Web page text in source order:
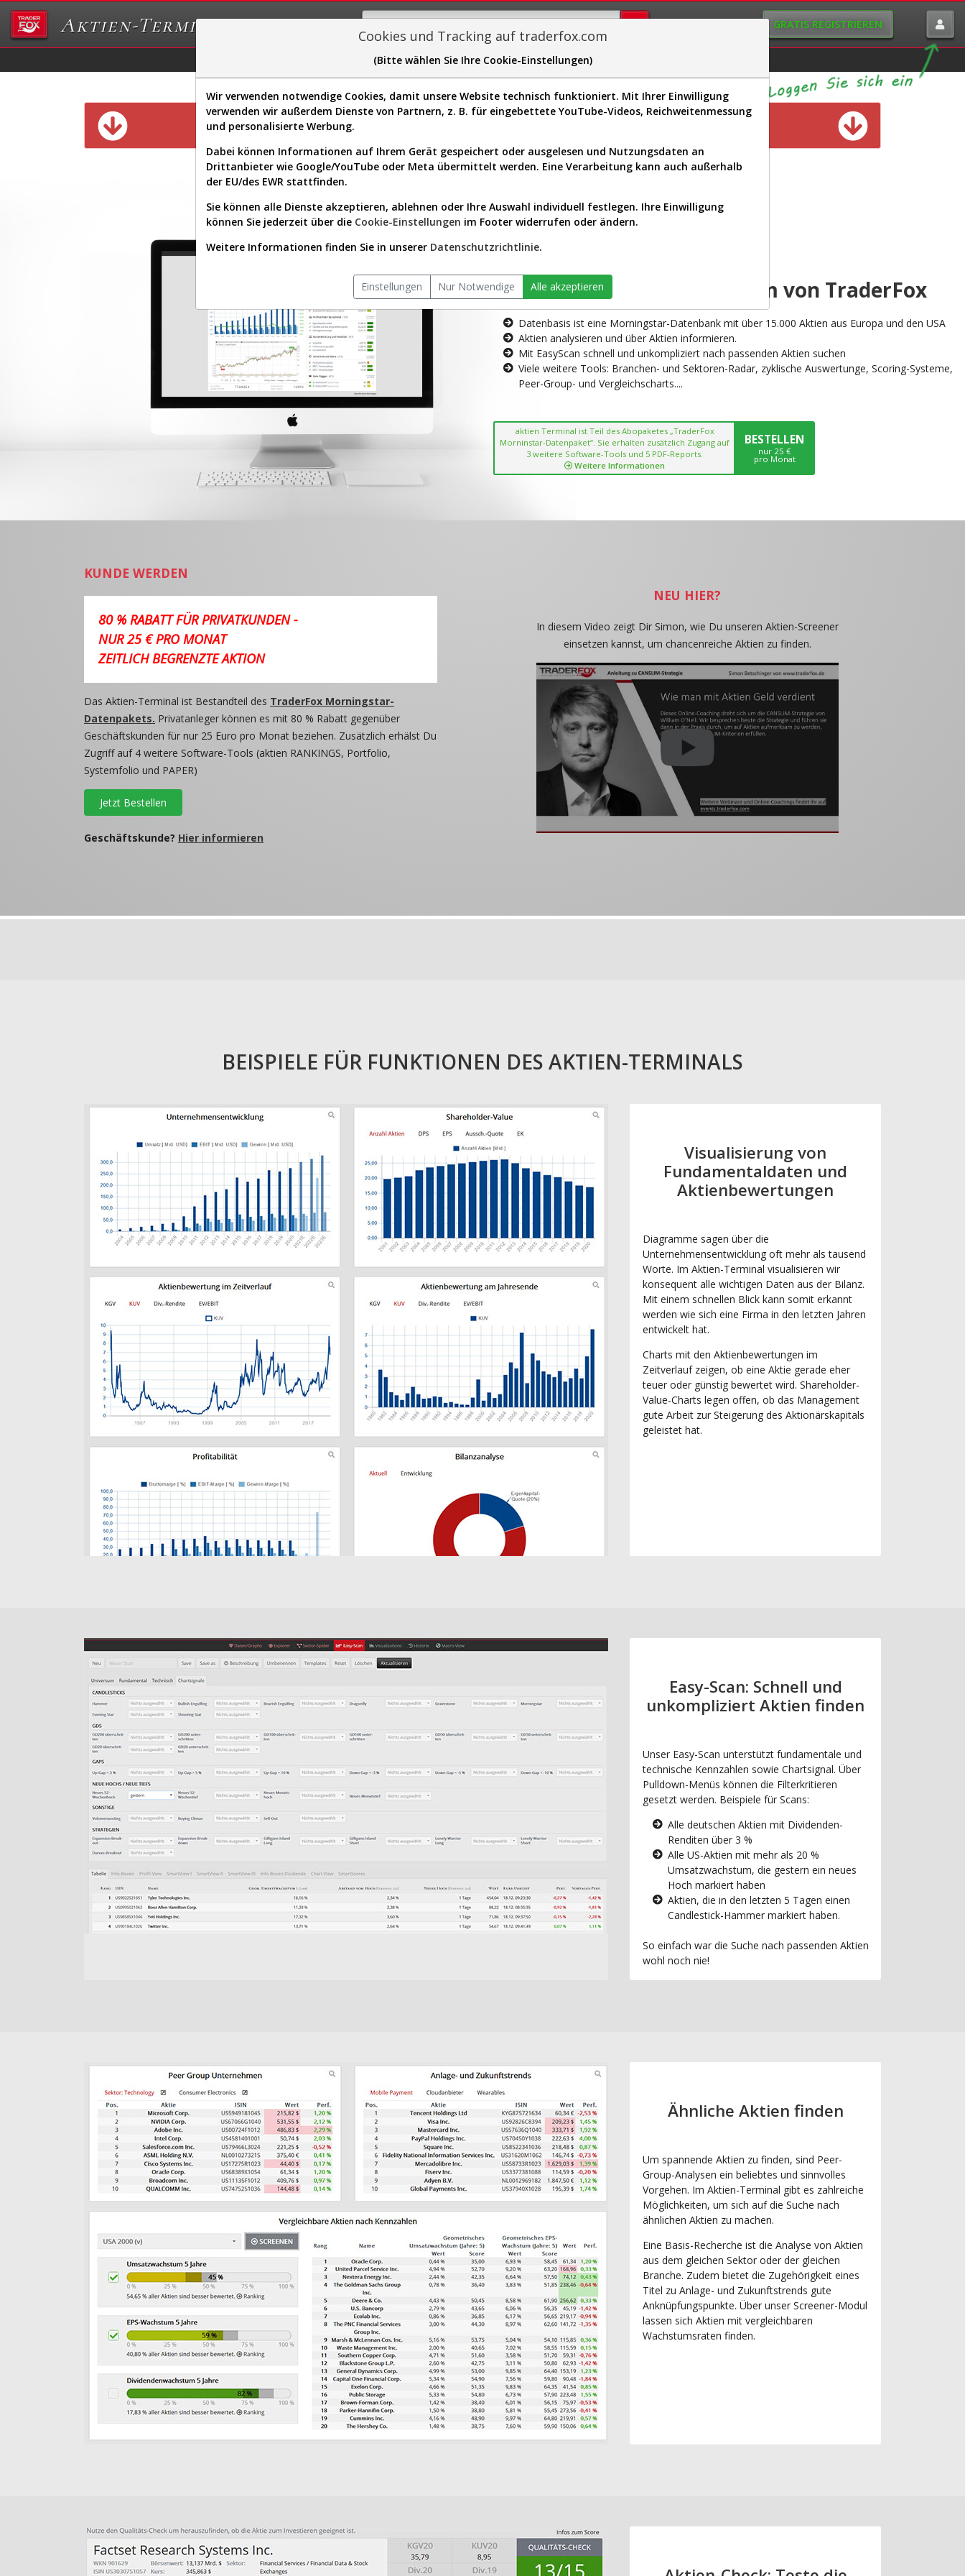
Aktien-Terminal GRATIS REGISTRIEREN
Sector-Spider Easy-Scan Visualizations
Diese Funktion ist nur für Premium-Kunden verfügbar
AKTIEN-TERMINAL
Die Aktienanalyse-Plattform von TraderFox
Datenbasis ist eine Morningstar-Datenbank mit über 15.000 Aktien aus Europa und den USA
Aktien analysieren und über Aktien informieren.
Mit EasyScan schnell und unkompliziert nach passenden Aktien suchen
Viele weitere Tools: Branchen- und Sektoren-Radar, zyklische Auswertunge, Scoring-Systeme,
Peer-Group- und Vergleichscharts....
aktien Terminal ist Teil des Abopaketes „TraderFox
Morninstar-Datenpaket“. Sie erhalten zusätzlich Zugang auf
3 weitere Software-Tools und 5 PDF-Reports.
Weitere Informationen
BESTELLEN
nur 25 €
pro Monat
KUNDE WERDEN
80 % RABATT FÜR PRIVATKUNDEN -
NUR 25 € PRO MONAT
ZEITLICH BEGRENZTE AKTION
Das Aktien-Terminal ist Bestandteil des TraderFox Morningstar-
Datenpakets. Privatanleger können es mit 80 % Rabatt gegenüber
Geschäftskunden für nur 25 Euro pro Monat beziehen. Zusätzlich erhälst Du
Zugriff auf 4 weitere Software-Tools (aktien RANKINGS, Portfolio,
Systemfolio und PAPER)
Jetzt Bestellen
Geschäftskunde? Hier informieren
NEU HIER?
In diesem Video zeigt Dir Simon, wie Du unseren Aktien-Screener
einsetzen kannst, um chancenreiche Aktien zu finden.
BEISPIELE FÜR FUNKTIONEN DES AKTIEN-TERMINALS
Visualisierung von
Fundamentaldaten und
Aktienbewertungen
Diagramme sagen über die
Unternehmensentwicklung oft mehr als tausend
Worte. Im Aktien-Terminal visualisieren wir
konsequent alle wichtigen Daten aus der Bilanz.
Mit einem schnellen Blick kann somit erkannt
werden wie sich eine Firma in den letzten Jahren
entwickelt hat.
Charts mit den Aktienbewertungen im
Zeitverlauf zeigen, ob eine Aktie gerade eher
teuer oder günstig bewertet wird. Shareholder-
Value-Charts legen offen, ob das Management
gute Arbeit zur Steigerung des Aktionärskapitals
geleistet hat.
Easy-Scan: Schnell und
unkompliziert Aktien finden
Unser Easy-Scan unterstützt fundamentale und
technische Kennzahlen sowie Chartsignal. Über
Pulldown-Menüs können die Filterkritieren
gesetzt werden. Beispiele für Scans:
Alle deutschen Aktien mit Dividenden-
Renditen über 3 %
Alle US-Aktien mit mehr als 20 %
Umsatzwachstum, die gestern ein neues
Hoch markiert haben
Aktien, die in den letzten 5 Tagen einen
Candlestick-Hammer markiert haben.
So einfach war die Suche nach passenden Aktien
wohl noch nie!
Ähnliche Aktien finden
Um spannende Aktien zu finden, sind Peer-
Group-Analysen ein beliebtes und sinnvolles
Vorgehen. Im Aktien-Terminal gibt es zahlreiche
Möglichkeiten, um sich auf die Suche nach
ähnlichen Aktien zu machen.
Eine Basis-Recherche ist die Analyse von Aktien
aus dem gleichen Sektor oder der gleichen
Branche. Zudem bietet die Zugehörigkeit eines
Titel zu Anlage- und Zukunftstrends gute
Anknüpfungspunkte. Über unser Screener-Modul
lassen sich Aktien mit vergleichbaren
Wachstumsraten finden.
Cookies und Tracking auf traderfox.com
(Bitte wählen Sie Ihre Cookie-Einstellungen)
Wir verwenden notwendige Cookies, damit unsere Website technisch funktioniert. Mit Ihrer Einwilligung
verwenden wir außerdem Dienste von Partnern, z. B. für eingebettete YouTube-Videos, Reichweitenmessung
und personalisierte Werbung.
Dabei können Informationen auf Ihrem Gerät gespeichert oder ausgelesen und Nutzungsdaten an
Drittanbieter wie Google/YouTube oder Meta übermittelt werden. Eine Verarbeitung kann auch außerhalb
der EU/des EWR stattfinden.
Sie können alle Dienste akzeptieren, ablehnen oder Ihre Auswahl individuell festlegen. Ihre Einwilligung
können Sie jederzeit über die Cookie-Einstellungen im Footer widerrufen oder ändern.
Weitere Informationen finden Sie in unserer Datenschutzrichtlinie.
Einstellungen Nur Notwendige Alle akzeptieren